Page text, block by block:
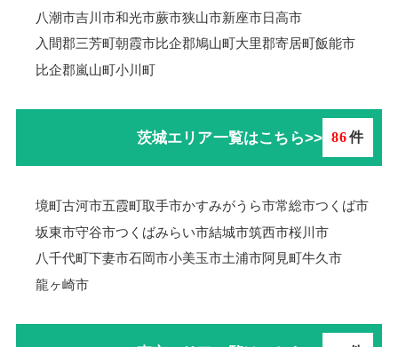
八潮市吉川市和光市蕨市狭山市新座市日高市
入間郡三芳町朝霞市比企郡鳩山町大里郡寄居町飯能市
比企郡嵐山町小川町
茨城エリア一覧はこちら>> 86件
境町古河市五霞町取手市かすみがうら市常総市つくば市
坂東市守谷市つくばみらい市結城市筑西市桜川市
八千代町下妻市石岡市小美玉市土浦市阿見町牛久市
龍ヶ崎市